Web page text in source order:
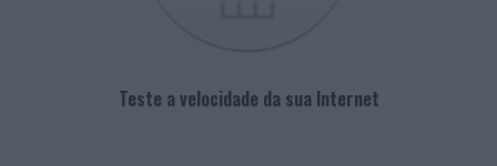
Teste a velocidade da sua Internet